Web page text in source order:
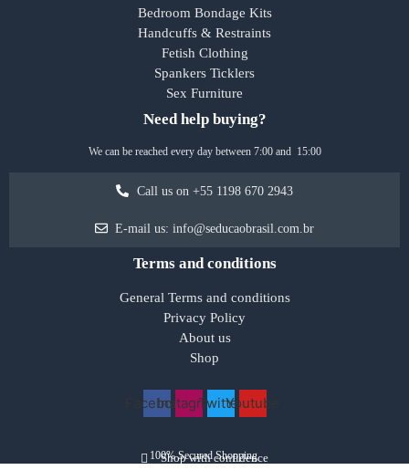
Bedroom Bondage Kits
Handcuffs & Restraints
Fetish Clothing
Spankers Ticklers
Sex Furniture
Need help buying?
We can be reached every day between 7:00 and 15:00
Call us on +55 1198 670 2943
E-mail us: info@seducaobrasil.com.br
Terms and conditions
General Terms and conditions
Privacy Policy
About us
Shop
Facebook
InstagramTwitterYoutube
Shop with confidence
100% Secured Shopping